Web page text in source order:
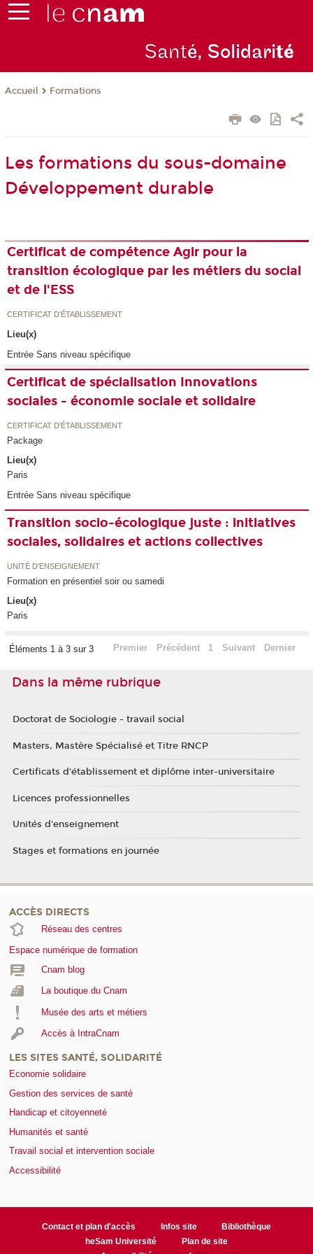
Santé, Solidarité
Accueil Formations
Les formations du sous-domaine
Développement durable
Certificat de compétence Agir pour la
transition écologique par les métiers du social
et de l'ESS
CERTIFICAT D'ÉTABLISSEMENT
Lieu(x)
Entrée Sans niveau spécifique
Certificat de spécialisation Innovations
sociales - économie sociale et solidaire
CERTIFICAT D'ÉTABLISSEMENT
Package
Lieu(x)
Paris
Entrée Sans niveau spécifique
Transition socio-écologique juste : initiatives
sociales, solidaires et actions collectives
UNITÉ D’ENSEIGNEMENT
Formation en présentiel soir ou samedi
Lieu(x)
Paris
Éléments 1 à 3 sur 3 Premier Précédent 1 Suivant Dernier
Dans la même rubrique
Doctorat de Sociologie - travail social
Masters, Mastère Spécialisé et Titre RNCP
Certificats d'établissement et diplôme inter-universitaire
Licences professionnelles
Unités d'enseignement
Stages et formations en journée
ACCÈS DIRECTS
Réseau des centres
Espace numérique de formation
Cnam blog
La boutique du Cnam
Musée des arts et métiers
Accès à IntraCnam
LES SITES SANTÉ, SOLIDARITÉ
Economie solidaire
Gestion des services de santé
Handicap et citoyenneté
Humanités et santé
Travail social et intervention sociale
Accessibilité
Contact et plan d'accès Infos site
Bibliothèque
heSam Université
Plan de site